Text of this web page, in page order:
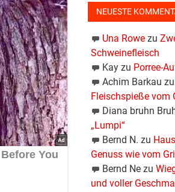
NEUESTE
Una Rowezu
Schweinefleisch
Kayzu Porree-
Achim Barkau zu
Fleischspieße vom
Diana bruhn
„Lumpi“
Bernd N. zu
Genuss wie vom Grill
Bernd Nezu
und voller